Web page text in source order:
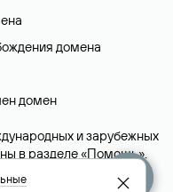
домена
домен
и зарубежных
в разделе «Помощь».